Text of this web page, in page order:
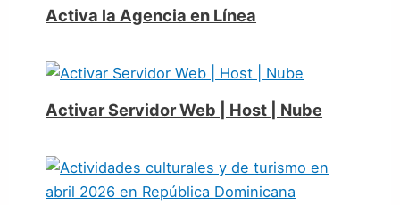
Activa la Agencia en Línea
Activar Servidor Web | Host | Nube